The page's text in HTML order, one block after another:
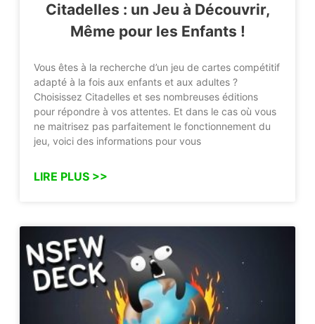
Citadelles : un Jeu à Découvrir,
Même pour les Enfants !
Vous êtes à la recherche d’un jeu de cartes compétitif
adapté à la fois aux enfants et aux adultes ?
Choisissez Citadelles et ses nombreuses éditions
pour répondre à vos attentes. Et dans le cas où vous
ne maitrisez pas parfaitement le fonctionnement du
jeu, voici des informations pour vous
LIRE PLUS >>